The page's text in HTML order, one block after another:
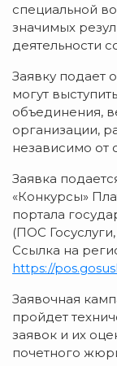
специальной
значимых
деятельности
Заявку подает
могут
объединения,
организации,
независимо
Заявка
«Конкурсы»
портала
(ПОС
Ссылка на
https://
Заявочная
пройдет
заявок и их
почетного